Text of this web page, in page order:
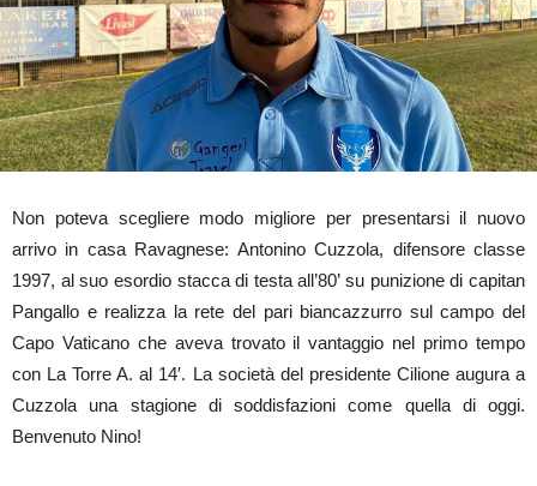
Non poteva scegliere modo migliore per presentarsi il nuovo
arrivo in casa Ravagnese: Antonino Cuzzola, difensore classe
1997, al suo esordio stacca di testa all’80’ su punizione di capitan
Pangallo e realizza la rete del pari biancazzurro sul campo del
Capo Vaticano che aveva trovato il vantaggio nel primo tempo
con La Torre A. al 14′. La società del presidente Cilione augura a
Cuzzola una stagione di soddisfazioni come quella di oggi.
Benvenuto Nino!